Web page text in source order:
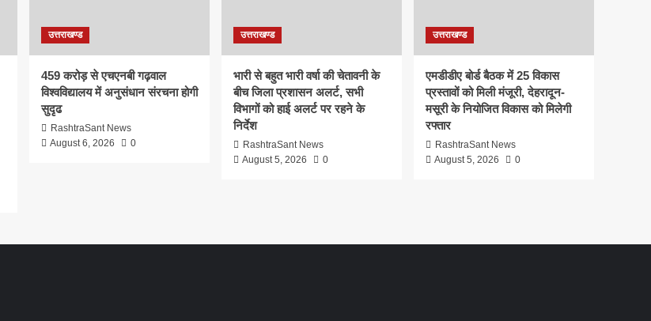
उत्तराखण्ड
459 करोड़ से एचएनबी गढ़वाल
विश्वविद्यालय में अनुसंधान संरचना होगी
सुदृढ
RashtraSant News
August 6, 2026
0
उत्तराखण्ड
भारी से बहुत भारी वर्षा की चेतावनी के
बीच जिला प्रशासन अलर्ट, सभी
विभागों को हाई अलर्ट पर रहने के
निर्देश
RashtraSant News
August 5, 2026
0
उत्तराखण्ड
एमडीडीए बोर्ड बैठक में 25 विकास
प्रस्तावों को मिली मंजूरी, देहरादून-
मसूरी के नियोजित विकास को मिलेगी
रफ्तार
RashtraSant News
August 5, 2026
0